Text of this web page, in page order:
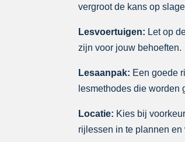
vergroot de kans op
Lesvoertuigen: Let op
zijn voor jouw behoeften.
Lesaanpak: Een goede
lesmethodes die worden
Locatie: Kies bij
rijlessen in te plannen en